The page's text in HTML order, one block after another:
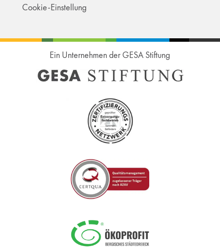
Cookie-Einstellung
Ein Unternehmen der GESA Stiftung